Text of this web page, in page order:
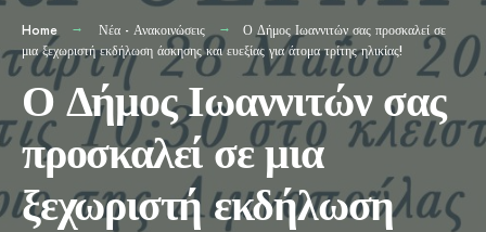
Home Νέα - Ανακοινώσεις
Ο Δήμος Ιωαννιτών σας προσκαλεί σε
μια ξεχωριστή εκδήλωση άσκησης και ευεξίας για άτομα τρίτης ηλικίας!
Ο Δήμος Ιωαννιτών σας
προσκαλεί σε μια
ξεχωριστή εκδήλωση